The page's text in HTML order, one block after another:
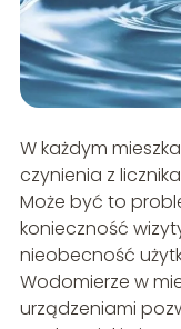
W każdym
czynienia z
Może być to
konieczność
nieobecność
Wodomierze w
urządzeniami